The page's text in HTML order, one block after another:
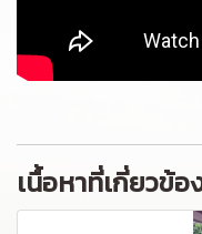
เนื้อหาที่เกี่ยวข้อ